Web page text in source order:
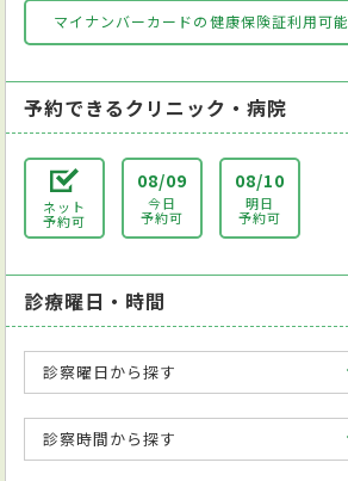
マイナンバーカードの健康保険証利用可能
予約できるクリニック・病院
ネット
予約可
08/09
今日
予約可
08/10
明日
予約可
診療曜日・時間
診察曜日から探す
診察時間から探す